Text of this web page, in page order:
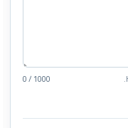
0 / 1000